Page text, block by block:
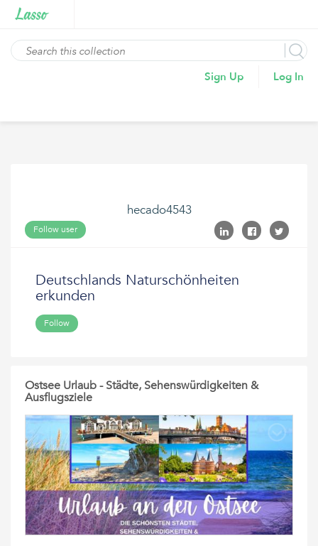
Sign Up Log In
hecado4543
Follow user
Deutschlands Naturschönheiten
erkunden
Follow
Ostsee Urlaub - Städte, Sehenswürdigkeiten &
Ausflugsziele